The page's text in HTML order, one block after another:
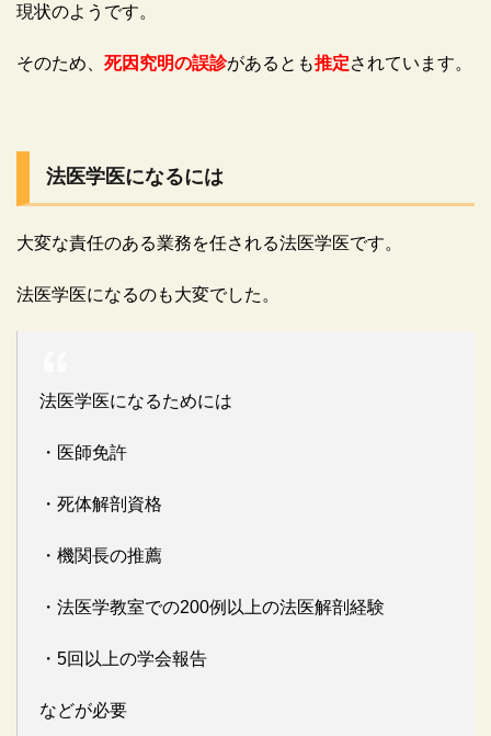
現状のようです。
そのため、 死因究明の誤診があるとも推定されています。
法医学医になるには
大変な責任のある業務を任される法医学医です。
法医学医になるのも大変でした。
法医学医になるためには
・医師免許
・死体解剖資格
・機関長の推薦
・法医学教室での200例以上の法医解剖経験
・5回以上の学会報告
などが必要